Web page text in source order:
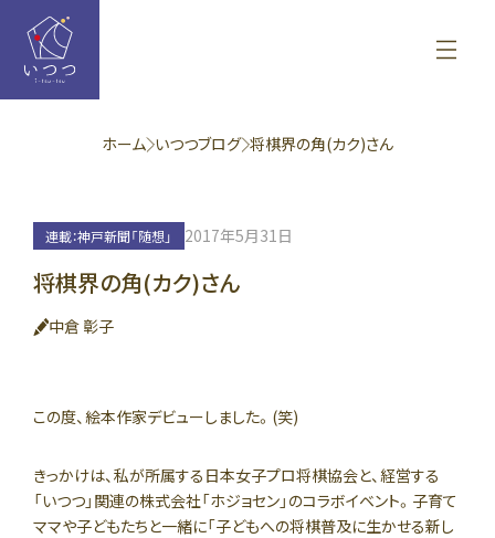
ホーム いつつブログ 将棋界の角(カク)さん
連載：神戸新聞「随想」 2017年5月31日
将棋界の角(カク)さん
中倉 彰子
この度、絵本作家デビューしました。(笑)
きっかけは、私が所属する日本女子プロ将棋協会と、経営する
「いつつ」関連の株式会社「ホジョセン」のコラボイベント。子育て
ママや子どもたちと一緒に「子どもへの将棋普及に生かせる新し